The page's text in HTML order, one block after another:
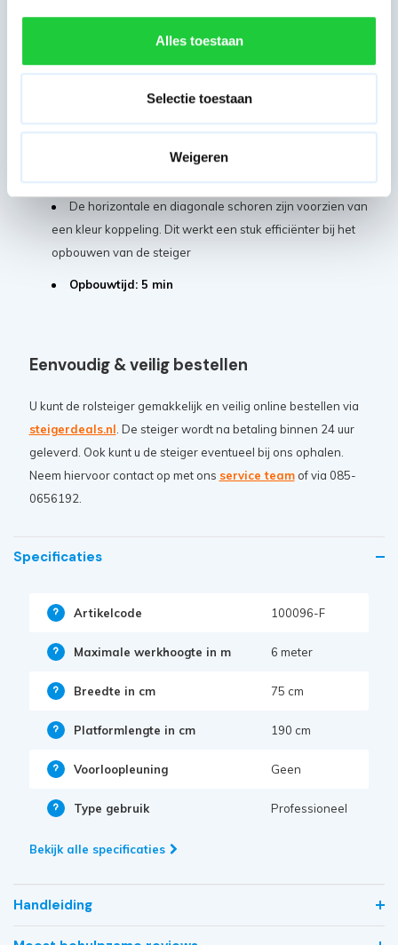
Alles toestaan
Selectie toestaan
Weigeren
Alle steigeronderdelen zijn later ook los na te
bestellen voor eventuele uitbreiding
Het platform heeft een maximaal draagvermogen van
250 kg
Deze steiger is uit te breiden met de
190 cm. Verplicht bij professioneel gebruik - norm 2018
De horizontale en diagonale schoren zijn voorzien van
een kleur koppeling. Dit werkt een stuk efficiënter bij het
opbouwen van de steiger
Opbouwtijd: 5 min
Eenvoudig & veilig bestellen
U kunt de rolsteiger gemakkelijk en veilig online bestellen via
steigerdeals.nl . De steiger wordt na betaling binnen 24 uur
geleverd. Ook kunt u de steiger eventueel bij ons ophalen.
Neem hiervoor contact op met ons service teamof via 085-
0656192.
Specificaties
Artikelcode 100096-F
Maximale werkhoogte in m 6 meter
Breedte in cm 75 cm
Platformlengte in cm 190 cm
Voorloopleuning Geen
Type gebruik Professioneel
Bekijk alle specificaties
Handleiding